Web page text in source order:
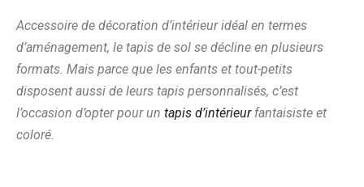
Accessoire de décoration d’intérieur idéal en termes
d’aménagement, le tapis de sol se décline en plusieurs
formats. Mais parce que les enfants et tout-petits
disposent aussi de leurs tapis personnalisés, c’est
l’occasion d’opter pour un tapis d’intérieurfantaisiste et
coloré.